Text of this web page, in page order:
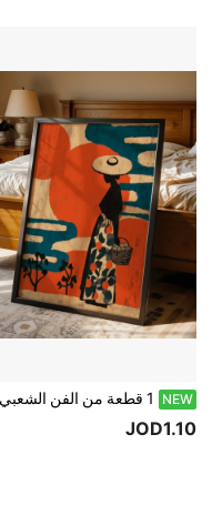
NEW
JOD1.10